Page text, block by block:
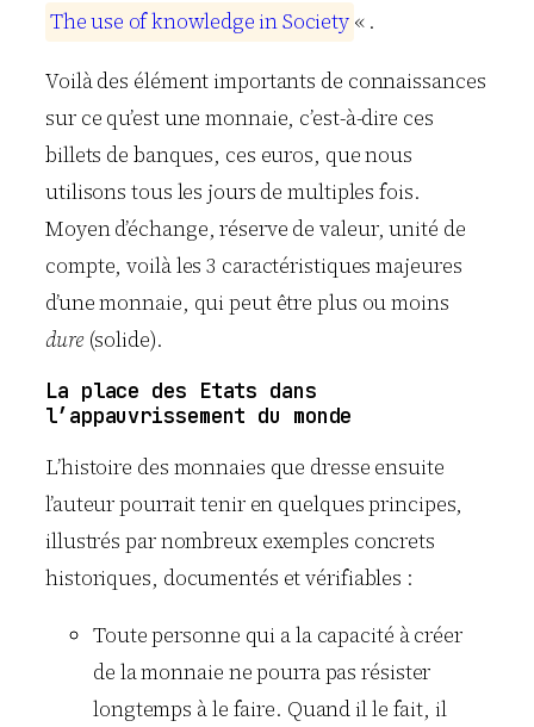
Theuse ofknowledge inSociety « .
Voilà des élément importants de connaissances
sur ce qu’est une monnaie, c’est-à-dire ces
billets de banques, ces euros, que nous
utilisons tous les jours de multiples fois.
Moyen d’échange, réserve de valeur, unité de
compte, voilà les 3 caractéristiques majeures
d’une monnaie, qui peut être plus ou moins
dure(solide).
La place des Etats dans
l’appauvrissement du monde
L’histoire des monnaies que dresse ensuite
l’auteur pourrait tenir en quelques principes,
illustrés par nombreux exemples concrets
historiques, documentés et vérifiables :
Toute personne qui a la capacité à créer
de la monnaie ne pourra pas résister
longtemps à le faire. Quand il le fait, il